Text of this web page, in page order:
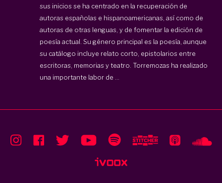
sus inicios se ha centrado en la recuperación de
autoras españolas e hispanoamericanas, así como de
autoras de otras lenguas, y de fomentar la edición de
poesía actual. Su género principal es la poesía, aunque
su catálogo incluye relato corto, epistolarios entre
escritoras, memorias y teatro. Torremozas ha realizado
una importante labor de ...